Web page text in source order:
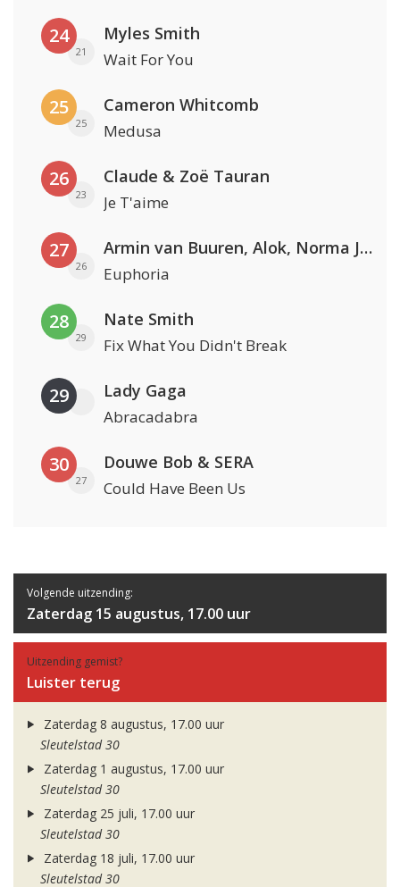
24
21
Myles Smith
Wait For You
25
25
Cameron Whitcomb
Medusa
26
23
Claude & Zoë Tauran
Je T'aime
27
26
Armin van Buuren, Alok, Norma Jean Martine & LAWRENT
Euphoria
28
29
Nate Smith
Fix What You Didn't Break
29 Lady Gaga
Abracadabra
30
27
Douwe Bob & SERA
Could Have Been Us
Volgende uitzending:
Zaterdag 15 augustus, 17.00 uur
Uitzending gemist?
Luister terug
Zaterdag 8 augustus, 17.00 uur
Sleutelstad 30
Zaterdag 1 augustus, 17.00 uur
Sleutelstad 30
Zaterdag 25 juli, 17.00 uur
Sleutelstad 30
Zaterdag 18 juli, 17.00 uur
Sleutelstad 30